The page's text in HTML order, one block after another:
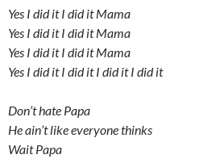
Yes I did it I did it Mama
Yes I did it I did it Mama
Yes I did it I did it Mama
Yes I did it I did it I did it I did it
Don’t hate Papa
He ain’t like everyone thinks
Wait Papa